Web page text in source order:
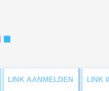
LINK AANMELDEN LINK